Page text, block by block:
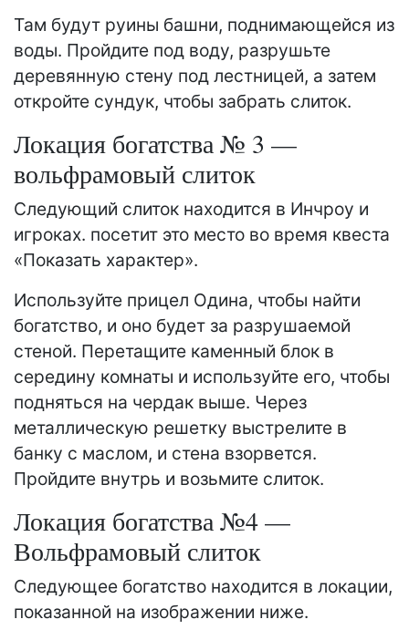
Там будут руины башни, поднимающейся из
воды. Пройдите под воду, разрушьте
деревянную стену под лестницей, а затем
откройте сундук, чтобы забрать слиток.
Локация богатства № 3 —
вольфрамовый слиток
Следующий слиток находится в Инчроу и
игроках. посетит это место во время квеста
«Показать характер».
Используйте прицел Одина, чтобы найти
богатство, и оно будет за разрушаемой
стеной. Перетащите каменный блок в
середину комнаты и используйте его, чтобы
подняться на чердак выше. Через
металлическую решетку выстрелите в
банку с маслом, и стена взорвется.
Пройдите внутрь и возьмите слиток.
Локация богатства №4 —
Вольфрамовый слиток
Следующее богатство находится в локации,
показанной на изображении ниже.